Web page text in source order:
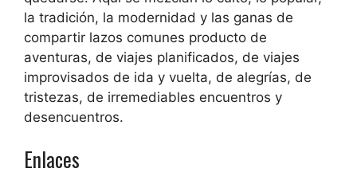
la tradición, la modernidad y las ganas de
compartir lazos comunes producto de
aventuras, de viajes planificados, de viajes
improvisados de ida y vuelta, de alegrías, de
tristezas, de irremediables encuentros y
desencuentros.
Enlaces